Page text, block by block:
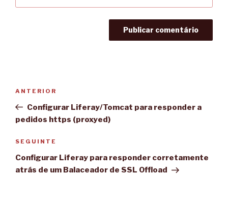
artigos
Conteúdo
anterior
ANTERIOR
Configurar Liferay/Tomcat para responder a
pedidos https (proxyed)
Conteúdo
seguinte
SEGUINTE
Configurar Liferay para responder corretamente
atrás de um Balaceador de SSL Offload